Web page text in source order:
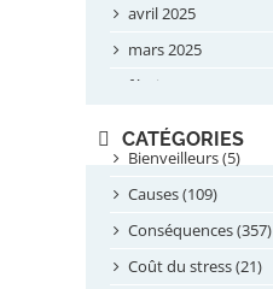
avril 2025
mars 2025
février 2025
septembre 2024
août 2024
juillet 2024
juin 2024
CATÉGORIES
Bienveilleurs (5)
Causes (109)
Conséquences (357)
Coût du stress (21)